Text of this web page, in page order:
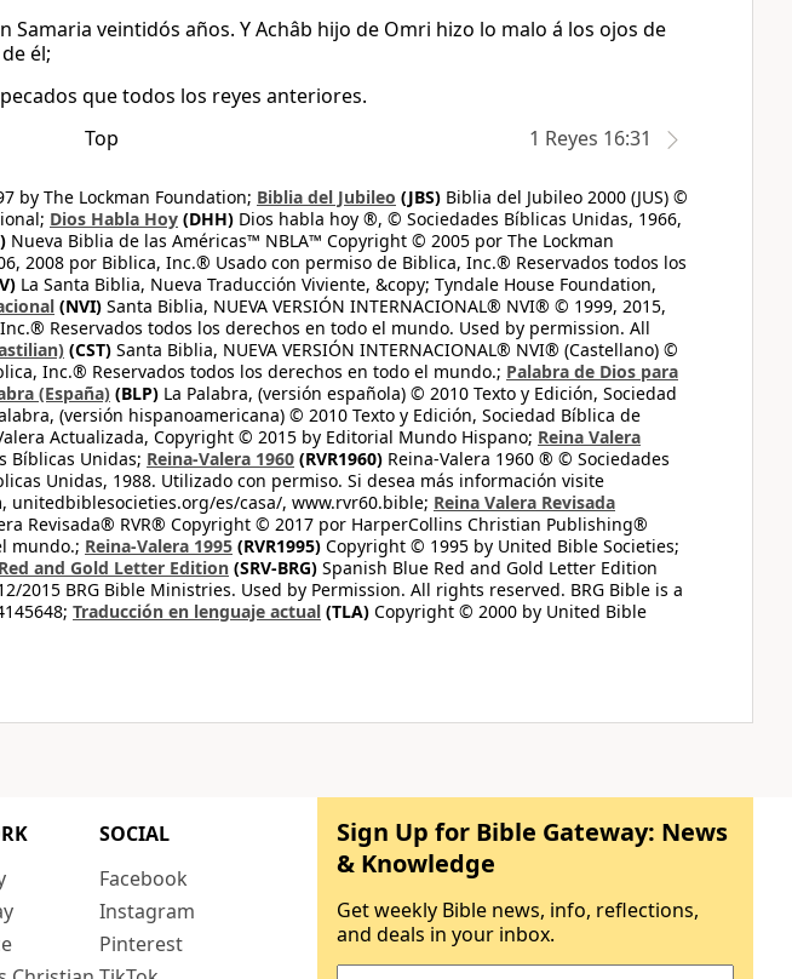
Samaria veintidós años. Y Achâb hijo de Omri hizo lo malo á los ojos de
él;
que todos los reyes anteriores.
Top 1 Reyes 16:31
by The Lockman Foundation; Biblia del Jubileo (JBS) Biblia del Jubileo 2000 (JUS) ©
Dios Habla Hoy (DHH) Dios habla hoy ®, © Sociedades Bíblicas Unidas, 1966,
Nueva Biblia de las Américas™ NBLA™ Copyright © 2005 por The Lockman
2008 por Biblica, Inc.® Usado con permiso de Biblica, Inc.® Reservados todos los
La Santa Biblia, Nueva Traducción Viviente, &copy; Tyndale House Foundation,
(NVI) Santa Biblia, NUEVA VERSIÓN INTERNACIONAL® NVI® © 1999, 2015,
Reservados todos los derechos en todo el mundo. Used by permission. All
(CST) Santa Biblia, NUEVA VERSIÓN INTERNACIONAL® NVI® (Castellano) ©
Inc.® Reservados todos los derechos en todo el mundo.; Palabra de Dios para
(España) (BLP) La Palabra, (versión española) © 2010 Texto y Edición, Sociedad
(versión hispanoamericana) © 2010 Texto y Edición, Sociedad Bíblica de
Actualizada, Copyright © 2015 by Editorial Mundo Hispano; Reina Valera
Bíblicas Unidas; Reina-Valera 1960 (RVR1960) Reina-Valera 1960 ® © Sociedades
Unidas, 1988. Utilizado con permiso. Si desea más información visite
es/casa/, www.rvr60.bible; Reina Valera Revisada
Revisada® RVR® Copyright © 2017 por HarperCollins Christian Publishing®
mundo.; Reina-Valera 1995 (RVR1995) Copyright © 1995 by United Bible Societies;
and Gold Letter Edition (SRV-BRG) Spanish Blue Red and Gold Letter Edition
2015 BRG Bible Ministries. Used by Permission. All rights reserved. BRG Bible is a
Traducción en lenguaje actual (TLA) Copyright © 2000 by United Bible
SOCIAL
Facebook
Instagram
Pinterest
Sign Up for Bible Gateway: News
& Knowledge
Get weekly Bible news, info, reflections,
and deals in your inbox.